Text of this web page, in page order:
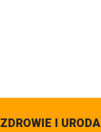
ZDROWIE I URODA